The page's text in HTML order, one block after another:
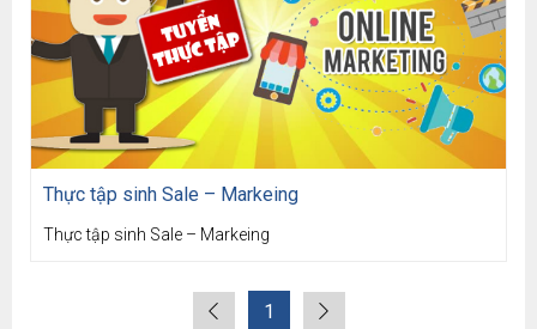
Thực tập sinh Sale – Markeing
Thực tập sinh Sale – Markeing
1